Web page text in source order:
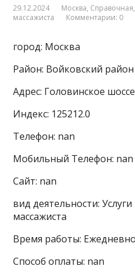
29.12.2024 Москва, Справочная,
массажиста
Комментарии: 0
город: Москва
Район: Войковский район
Адрес: Головинское
Индекс: 125212.0
Телефон: nan
Мобильный Телефон: nan
Сайт: nan
вид деятельности:
массажиста
Время работы: Ежедневно
Способ оплаты: nan